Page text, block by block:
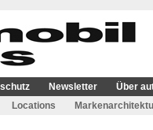
Newsletter
Über
Locations